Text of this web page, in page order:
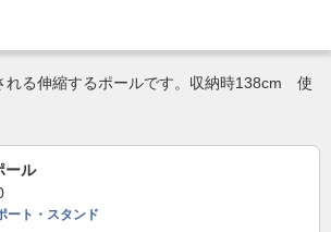
れる伸縮するポールです。収納時138cm 使
ール
ート・スタンド